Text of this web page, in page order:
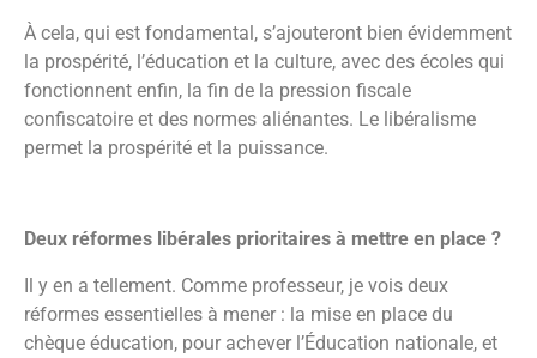
À cela, qui est fondamental, s’ajouteront bien évidemment
la prospérité, l’éducation et la culture, avec des écoles qui
fonctionnent enfin, la fin de la pression fiscale
confiscatoire et des normes aliénantes. Le libéralisme
permet la prospérité et la puissance.
Deux réformes libérales prioritaires à mettre en place ?
Il y en a tellement. Comme professeur, je vois deux
réformes essentielles à mener : la mise en place du
chèque éducation, pour achever l’Éducation nationale, et